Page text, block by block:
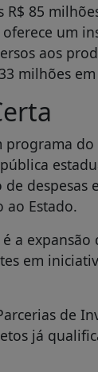
85
um
aos
milhões
programa
ao Estado.
a
em
de
já